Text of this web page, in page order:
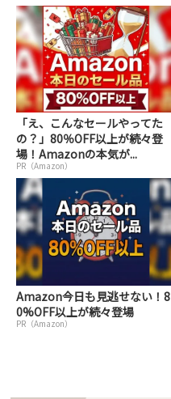
「え、こんなセールやってた
の？」80％OFF以上が続々登
場！Amazonの本気が...
PR（Amazon）
Amazon今日も見逃せない！8
0%OFF以上が続々登場
PR（Amazon）